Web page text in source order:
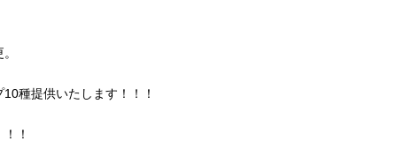
種提供いたします！！！
！